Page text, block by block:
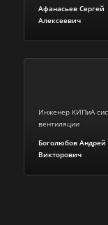
Афанасьев Сергей
Алексеевич
Инженер КИПиА
вентиляции
Боголюбов Андрей
Викторович